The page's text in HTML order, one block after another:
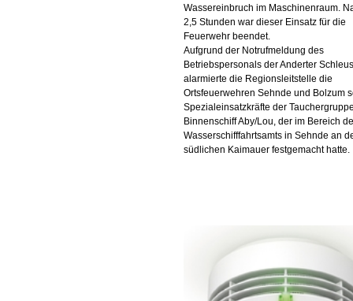
Wassereinbruch im Maschinenraum.
2,5 Stunden war dieser Einsatz für die
Feuerwehr beendet.
Aufgrund der Notrufmeldung des
Betriebspersonals der Anderter
alarmierte die Regionsleitstelle die
Ortsfeuerwehren Sehnde und Bolzum
Spezialeinsatzkräfte der
Binnenschiff Aby/Lou, der im Bereich
Wasserschifffahrtsamts in Sehnde an
südlichen Kaimauer festgemacht hatte.